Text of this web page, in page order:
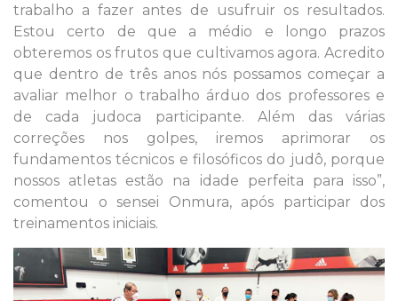
trabalho a fazer antes de usufruir os resultados.
Estou certo de que a médio e longo prazos
obteremos os frutos que cultivamos agora. Acredito
que dentro de três anos nós possamos começar a
avaliar melhor o trabalho árduo dos professores e
de cada judoca participante. Além das várias
correções nos golpes, iremos aprimorar os
fundamentos técnicos e filosóficos do judô, porque
nossos atletas estão na idade perfeita para isso”,
comentou o sensei Onmura, após participar dos
treinamentos iniciais.